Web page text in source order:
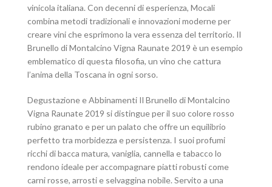
vinicola italiana. Con decenni di esperienza, Mocali
combina metodi tradizionali e innovazioni moderne per
creare vini che esprimono la vera essenza del territorio. Il
Brunello di Montalcino Vigna Raunate 2019 è un esempio
emblematico di questa filosofia, un vino che cattura
l’anima della Toscana in ogni sorso.
Degustazione e Abbinamenti Il Brunello di Montalcino
Vigna Raunate 2019 si distingue per il suo colore rosso
rubino granato e per un palato che offre un equilibrio
perfetto tra morbidezza e persistenza. I suoi profumi
ricchi di bacca matura, vaniglia, cannella e tabacco lo
rendono ideale per accompagnare piatti robusti come
carni rosse, arrosti e selvaggina nobile. Servito a una